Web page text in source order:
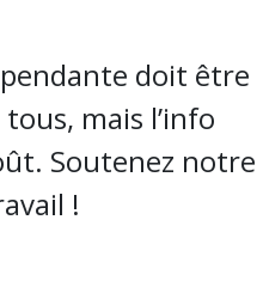
doit être
tous, mais l’info
Soutenez notre
!